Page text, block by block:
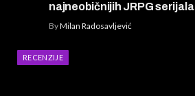
najneobičnijih JRPG serijala
ByMilan Radosavljević
RECENZIJE